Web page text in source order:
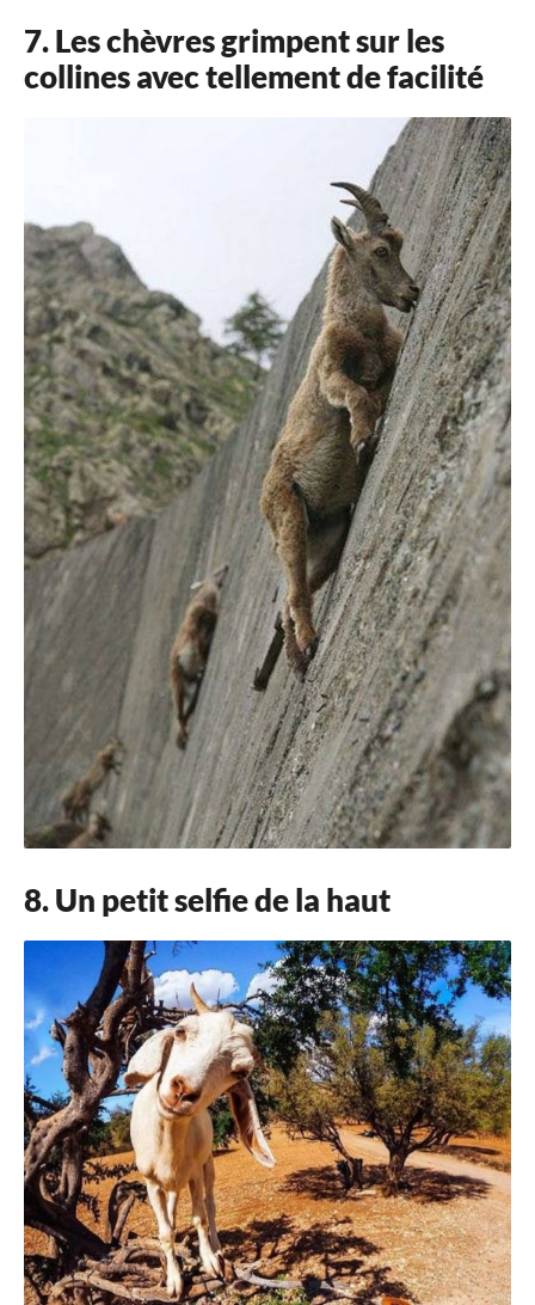
7. Les chèvres grimpent sur les
collines avec tellement de facilité
8. Un petit selfie de la haut